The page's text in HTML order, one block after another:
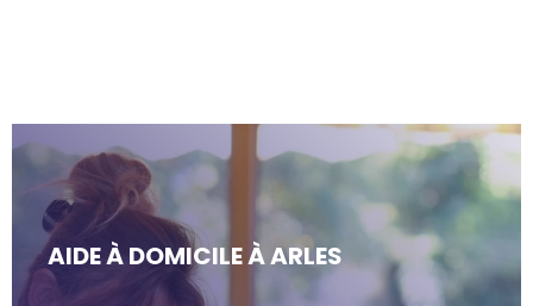
AIDE À DOMICILE À ARLES